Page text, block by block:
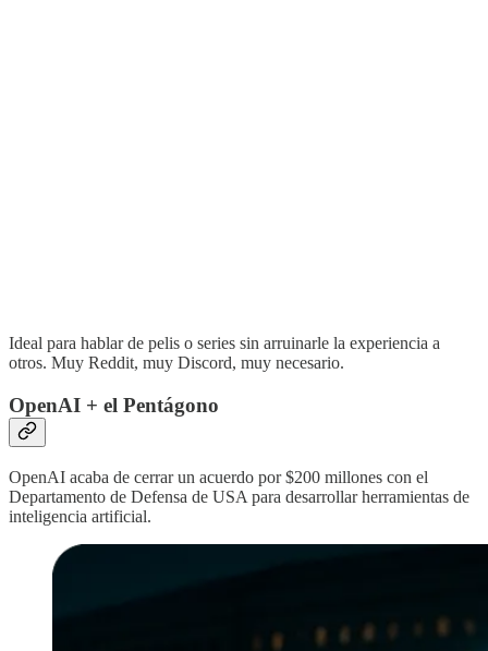
Ideal para hablar de pelis o series sin arruinarle la experiencia a
otros. Muy Reddit, muy Discord, muy necesario.
OpenAI + el Pentágono
OpenAI acaba de cerrar un acuerdo por $200 millones con el
Departamento de Defensa de USA para desarrollar herramientas de
inteligencia artificial.